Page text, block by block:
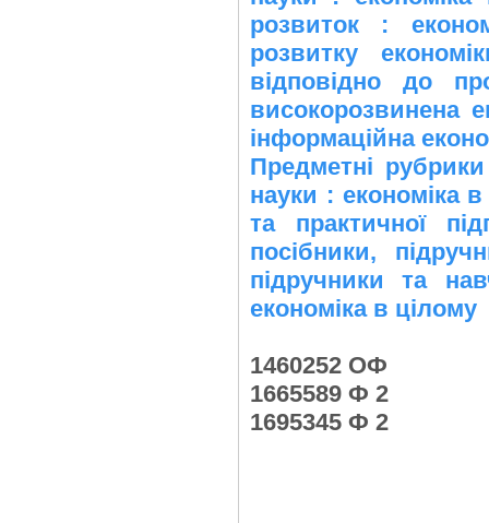
розвиток :
розвитку
відповідно до
високорозвинена
інформаційна
Предметні
науки : економіка
та практичної
посібники,
підручники та
економіка в цілому
1460252 ОФ
1665589 Ф 2
1695345 Ф 2